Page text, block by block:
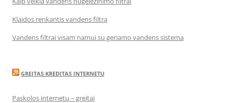
Klaidos renkantis vandens filtrą
Vandens filtrai visam namui su geriamo vandens sistema
GREITAS KREDITAS INTERNETU
Paskolos internetu – greitai